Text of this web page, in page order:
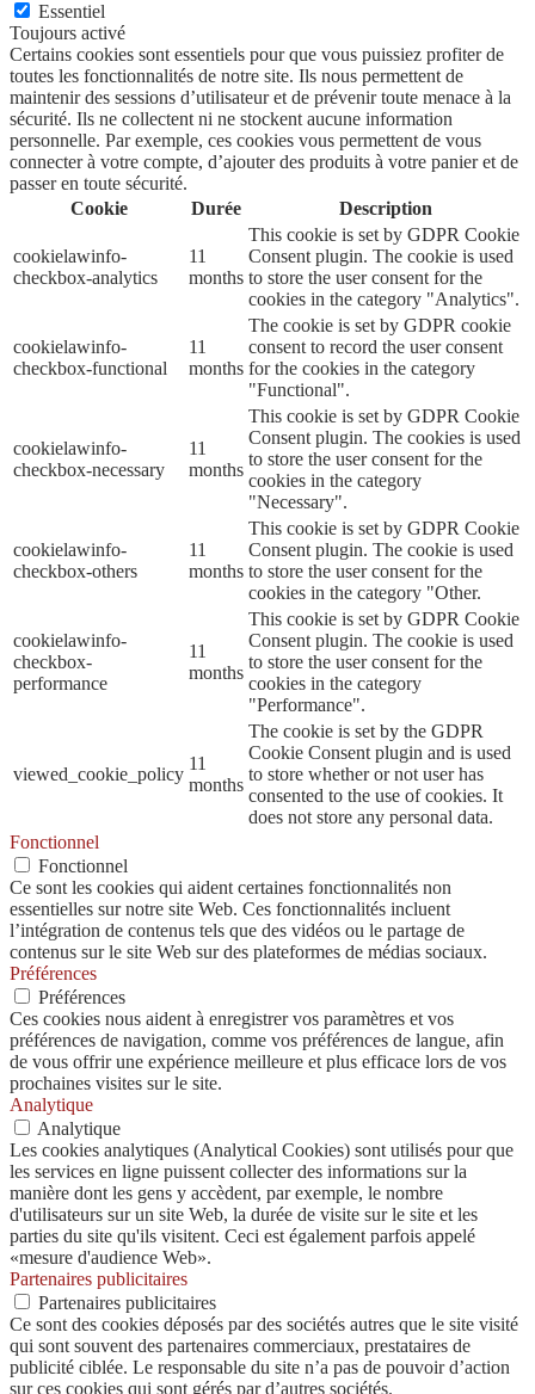
Essentiel
Toujours activé
Certains cookies sont essentiels pour que vous puissiez profiter de
toutes les fonctionnalités de notre site. Ils nous permettent de
maintenir des sessions d’utilisateur et de prévenir toute menace à la
sécurité. Ils ne collectent ni ne stockent aucune information
personnelle. Par exemple, ces cookies vous permettent de vous
connecter à votre compte, d’ajouter des produits à votre panier et de
passer en toute sécurité.
Cookie
Durée Description
cookielawinfo-
checkbox-analytics
11
months
This cookie is set by GDPR Cookie
Consent plugin. The cookie is used
to store the user consent for the
cookies in the category "Analytics".
cookielawinfo-
checkbox-functional
11
months
The cookie is set by GDPR cookie
consent to record the user consent
for the cookies in the category
"Functional".
cookielawinfo-
checkbox-necessary
11
months
This cookie is set by GDPR Cookie
Consent plugin. The cookies is used
to store the user consent for the
cookies in the category
"Necessary".
cookielawinfo-
checkbox-others
11
months
This cookie is set by GDPR Cookie
Consent plugin. The cookie is used
to store the user consent for the
cookies in the category "Other.
cookielawinfo-
checkbox-
performance
11
months
This cookie is set by GDPR Cookie
Consent plugin. The cookie is used
to store the user consent for the
cookies in the category
"Performance".
viewed_cookie_policy
11
months
The cookie is set by the GDPR
Cookie Consent plugin and is used
to store whether or not user has
consented to the use of cookies. It
does not store any personal data.
Fonctionnel
Fonctionnel
Ce sont les cookies qui aident certaines fonctionnalités non
essentielles sur notre site Web. Ces fonctionnalités incluent
l’intégration de contenus tels que des vidéos ou le partage de
contenus sur le site Web sur des plateformes de médias sociaux.
Préférences
Préférences
Ces cookies nous aident à enregistrer vos paramètres et vos
préférences de navigation, comme vos préférences de langue, afin
de vous offrir une expérience meilleure et plus efficace lors de vos
prochaines visites sur le site.
Analytique
Analytique
Les cookies analytiques (Analytical Cookies) sont utilisés pour que
les services en ligne puissent collecter des informations sur la
manière dont les gens y accèdent, par exemple, le nombre
d'utilisateurs sur un site Web, la durée de visite sur le site et les
parties du site qu'ils visitent. Ceci est également parfois appelé
«mesure d'audience Web».
Partenaires publicitaires
Partenaires publicitaires
Ce sont des cookies déposés par des sociétés autres que le site visité
qui sont souvent des partenaires commerciaux, prestataires de
publicité ciblée. Le responsable du site n’a pas de pouvoir d’action
sur ces cookies qui sont gérés par d’autres sociétés.